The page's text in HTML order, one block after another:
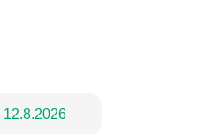
12.8.2026